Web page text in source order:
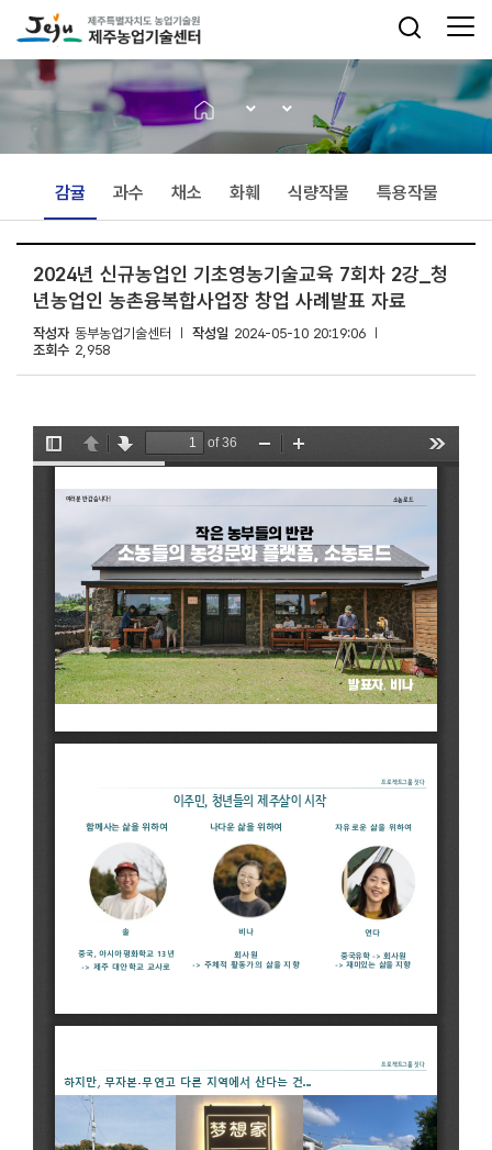
감귤 과수 채소 화훼 식량작물 특용작물
2024년 신규농업인 기초영농기술교육 7회차 2강_청
년농업인 농촌융복합사업장 창업 사례발표 자료
작성자 동부농업기술센터 작성일 2024-05-10 20:19:06
조회수 2,958